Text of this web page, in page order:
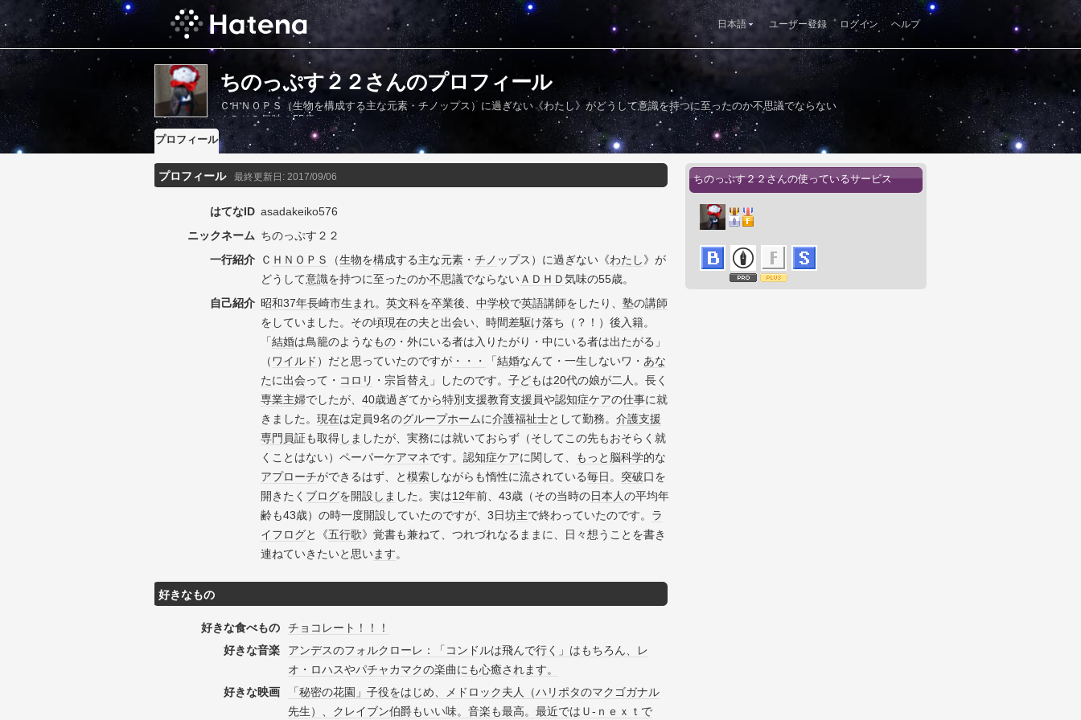
日本語 ユーザー登録 ログイン ヘルプ
ちのっぷす２２さんのプロフィール
ＣＨＮＯＰＳ（生物を構成する主な元素・チノップス）に過ぎない《わたし》がどうして意識を持つに至ったのか不思議でならない
ＡＤＨＤ気味の55歳。
プロフィール
プロフィール 最終更新日: 2017/09/06
はてなID asadakeiko576
ニックネーム ちのっぷす２２
一行紹介
Ｃ ＨＮ ＯＰＳ （生物を構成する主な元素 ・ チノ ップス）に過ぎない《わたし》が
どうして意識を持つに至ったのか不思議でならないＡＤＨＤ気味の55歳。
自己紹介 昭和37年長崎市生まれ。 英文科を卒業後、 中学校で英語講師をしたり、塾の講師
をしていました。その頃現在の夫と 出会い、 時間差駆け落ち （？！）後入籍。
「結婚は鳥籠のようなもの ・外にいる者は入りたがり・中にいる者は出たがる」
（ ワイルド ）だと思っていたのですが ・・・ 「結婚なんて・一生しないワ・ あな
たに出会って・ コロリ ・ 宗旨替え 」したのです。 子どもは20代の娘が二人。長く
専業主婦でしたが、 40歳過ぎてから特別支援教育支援員や認知症ケアの仕事に就
きました。 現在は定員9名のグループホームに介護福祉士として勤務。 介護支援
専門員証も取得しま したが、実務には就いておらず（そしてこの先もおそらく就
くことはない）ペーパーケアマネです。 認知症ケアに関して、 もっと 脳科学的な
アプローチができるはず、と模索しながらも惰性に流されている毎日。 突破口を
開きたく ブログを開設 しま した。実は12年前、43歳（その当時の日本人の平均年
齢も43歳）の時一度開設していたのですが、3日坊主で終わっていたのです。 ラ
イフログと《五行歌》覚書も兼ねて、つれづれなるままに、日々想うことを書き
連ねていきたいと思います。
好きなもの
好きな食べもの
チョコレート！！！
好きな音楽
アンデスのフォルクローレ：「コンドルは飛んで行く」はもちろん、レ
オ・ロハスやパチャカマクの楽曲にも心癒されます。
好きな映画
「秘密の花園」子役をはじめ、メドロック夫人（ハリポタのマクゴガナル
先生）、クレイブン伯爵もいい味。音楽も最高。最近ではＵ‐ｎｅｘｔで
ちのっぷす２２さんの使っているサービス